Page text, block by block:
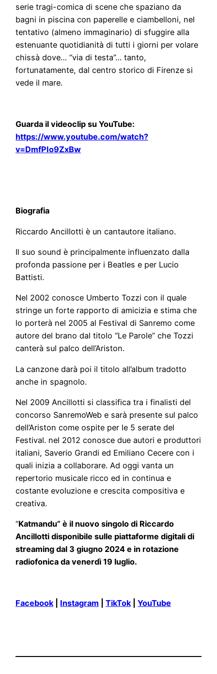
serie tragi-comica di scene che spaziano da
bagni in piscina con paperelle e ciambelloni, nel
tentativo (almeno immaginario) di sfuggire alla
estenuante quotidianità di tutti i giorni per volare
chissà dove… “via di testa”… tanto,
fortunatamente, dal centro storico di Firenze si
vede il mare.
Guarda il videoclip su YouTube:
https://www.youtube.com/watch?
v=DmfPIo9ZxBw
Biografia
Riccardo Ancillotti è un cantautore italiano.
Il suo sound è principalmente influenzato dalla
profonda passione per i Beatles e per Lucio
Battisti.
Nel 2002 conosce Umberto Tozzi con il quale
stringe un forte rapporto di amicizia e stima che
lo porterà nel 2005 al Festival di Sanremo come
autore del brano dal titolo “Le Parole” che Tozzi
canterà sul palco dell’Ariston.
La canzone darà poi il titolo all’album tradotto
anche in spagnolo.
Nel 2009 Ancillotti si classifica tra i finalisti del
concorso SanremoWeb e sarà presente sul palco
dell’Ariston come ospite per le 5 serate del
Festival. nel 2012 conosce due autori e produttori
italiani, Saverio Grandi ed Emiliano Cecere con i
quali inizia a collaborare. Ad oggi vanta un
repertorio musicale ricco ed in continua e
costante evoluzione e crescita compositiva e
creativa.
“Katmandu” è il nuovo singolo di Riccardo
Ancillotti disponibile sulle piattaforme digitali di
streaming dal 3 giugno 2024 e in rotazione
radiofonica da venerdì 19 luglio.
Facebook Instagram TikTok YouTube